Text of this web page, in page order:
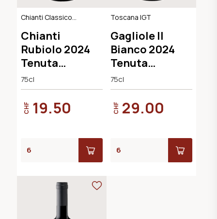
Chianti Classico
Chianti
Rubiolo 2024
Tenuta
Gagliole
75cl
CHF 19.50
Toscana IGT
Gagliole Il
Bianco 2024
Tenuta
Gagliole
75cl
CHF 29.00